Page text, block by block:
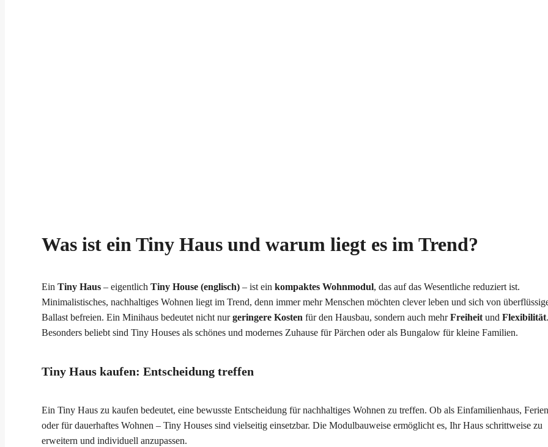
Was ist ein Tiny Haus und warum liegt es im Trend?
Ein Tiny Haus – eigentlich Tiny House (englisch) – ist ein kompaktes Wohnmodul, das auf das Wesentliche reduziert ist.
Minimalistisches, nachhaltiges Wohnen liegt im Trend, denn immer mehr Menschen möchten clever leben und sich von
Ballast befreien. Ein Minihaus bedeutet nicht nurgeringere Kosten für den Hausbau, sondern auch mehrFreiheit und Flexibilität.
Besonders beliebt sind Tiny Houses als schönes und modernes Zuhause für Pärchen oder als Bungalow für kleine Familien.
Tiny Haus kaufen: Entscheidung treffen
Ein Tiny Haus zu kaufen bedeutet, eine bewusste Entscheidung für nachhaltiges Wohnen zu treffen. Ob als Einfamilienhaus,
oder für dauerhaftes Wohnen – Tiny Houses sind vielseitig einsetzbar. Die Modulbauweise ermöglicht es, Ihr Haus schrittweise zu
erweitern und individuell anzupassen.